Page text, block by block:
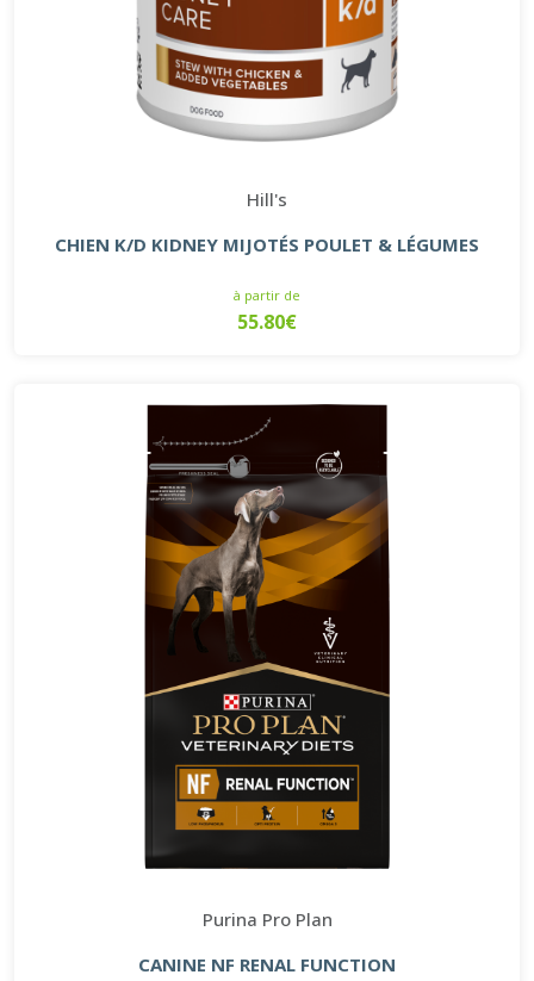
Hill's
CHIEN K/D KIDNEY MIJOTÉS POULET & LÉGUMES
à partir de
55.80€
Purina Pro Plan
CANINE NF RENAL FUNCTION